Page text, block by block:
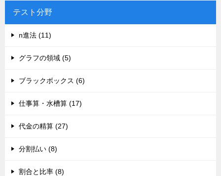
テスト分野
n進法 (11)
グラフの領域 (5)
ブラックボックス (6)
仕事算・水槽算 (17)
代金の精算 (27)
分割払い (8)
割合と比率 (8)